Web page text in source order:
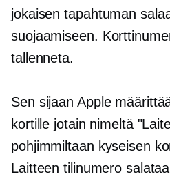
jokaisen tapahtuman
suojaamiseen.
tallenneta.
Sen sijaan Apple
kortille jotain nimeltä
pohjimmiltaan kyseisen
Laitteen tilinumero